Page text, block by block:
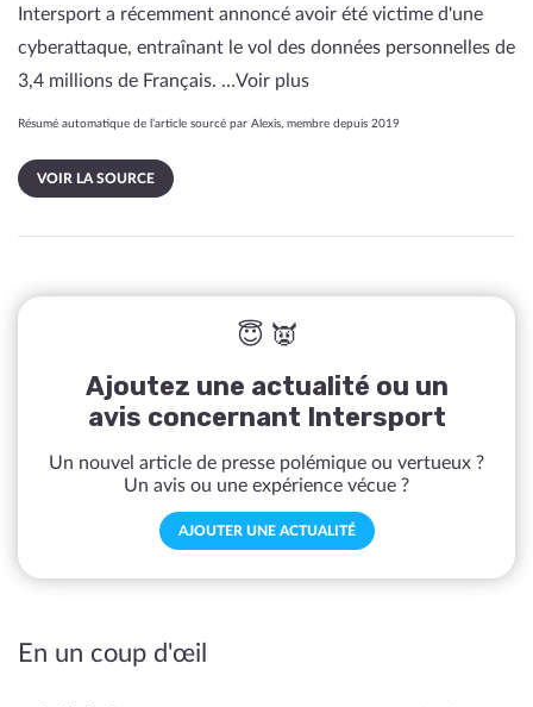
Intersport a récemment annoncé avoir été victime d'une
cyberattaque, entraînant le vol des données personnelles de
3,4 millions de Français. …Voir plus
Résumé automatique de l’article sourcé par Alexis, membre depuis 2019
VOIR LA SOURCE
😇 👿
Ajoutez une actualité ou un
avis concernant Intersport
Un nouvel article de presse polémique ou vertueux ?
Un avis ou une expérience vécue ?
AJOUTER UNE ACTUALITÉ
En un coup d'œil